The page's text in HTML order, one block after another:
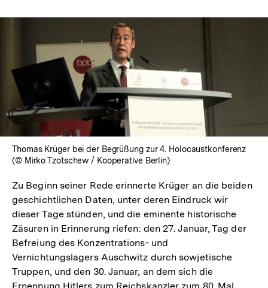
Thomas Krüger bei der Begrüßung zur 4. Holocaustkonferenz
(© Mirko Tzotschew / Kooperative Berlin)
Zu Beginn seiner Rede erinnerte Krüger an die beiden
geschichtlichen Daten, unter deren Eindruck wir
dieser Tage stünden, und die eminente historische
Zäsuren in Erinnerung riefen: den 27. Januar, Tag der
Befreiung des Konzentrations- und
Vernichtungslagers Auschwitz durch sowjetische
Truppen, und den 30. Januar, an dem sich die